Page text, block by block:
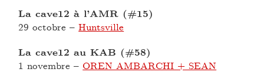
La cave12 à l’AMR (#15)
29 octobre –Huntsville
La cave12 au KAB (#58)
1 novembre – OREN AMBARCHI + SEAN